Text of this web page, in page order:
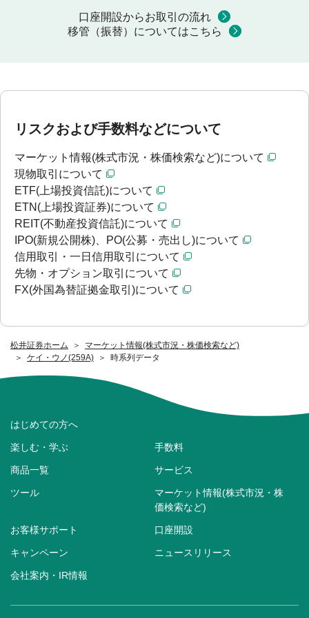
松井証券ホーム
マーケット情報(株式市況・株価検索など)
ケイ・ウノ(259A)
時系列データ
口座開設からお取引の流れ
移管（振替）についてはこちら
リスクおよび手数料などについて
マーケット情報(株式市況・株価検索など)について
現物取引について
ETF(上場投資信託)について
ETN(上場投資証券)について
REIT(不動産投資信託)について
IPO(新規公開株)、PO(公募・売出し)について
信用取引・一日信用取引について
先物・オプション取引について
FX(外国為替証拠金取引)について
はじめての方へ
楽しむ・学ぶ 手数料
商品一覧 サービス
ツール
マーケット情報(株式市況・株
価検索など)
お客様サポート 口座開設
キャンペーン ニュースリリース
会社案内・IR情報